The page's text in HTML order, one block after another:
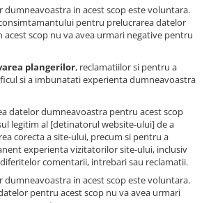
2 pozitii
dumneavoastra in acest scop este voluntara.
pentru prelucrarea datelor
scop nu va avea urmari negative pentru
plangerilor, reclamatiilor si pentru a
si a imbunatati experienta dumneavoastra
datelor dumneavoastra pentru acest scop
legitim al [detinatorul website-ului] de a
corecta a site-ului, precum si pentru a
experienta vizitatorilor site-ului, inclusiv
comentarii, intrebari sau reclamatii.
dumneavoastra in acest scop este voluntara.
pentru acest scop nu va avea urmari